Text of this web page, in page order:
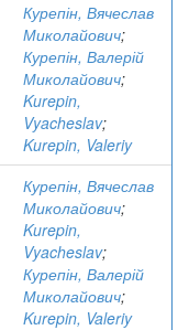
Курепін, Вячеслав
Миколайович;
Курепін, Валерій
Миколайович;
Kurepin,
Vyacheslav;
Kurepin, Valeriy
Курепін, Вячеслав
Миколайович;
Kurepin,
Vyacheslav;
Курепін, Валерій
Миколайович;
Kurepin, Valeriy